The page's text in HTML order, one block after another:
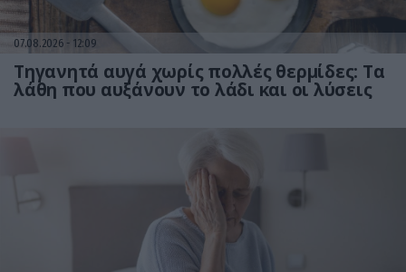
07.08.2026 12:09
Τηγανητά αυγά χωρίς πολλές θερμίδες: Τα
λάθη που αυξάνουν το λάδι και οι λύσεις